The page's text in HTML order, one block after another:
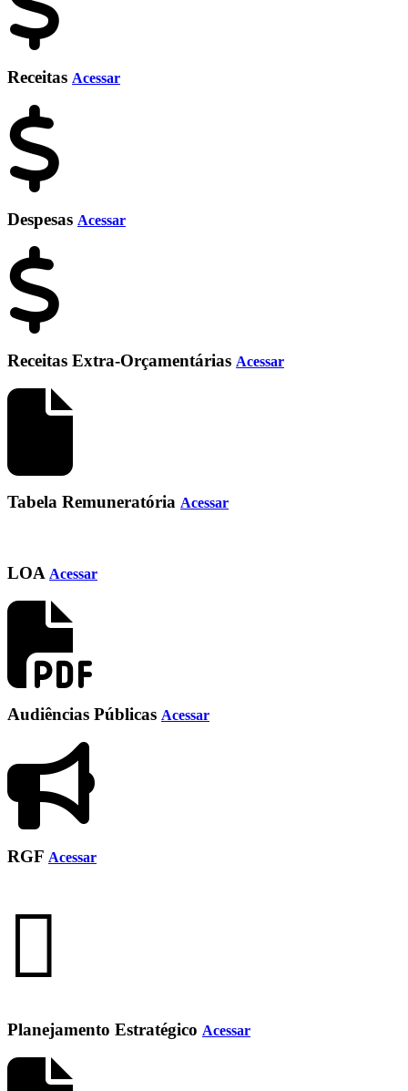
Receitas Acessar
Despesas Acessar
Receitas Extra-Orçamentárias Acessar
Tabela Remuneratória Acessar
LOA Acessar
Audiências Públicas Acessar
RGF Acessar
Planejamento Estratégico Acessar